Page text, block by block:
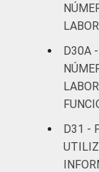
D30A
D31 -